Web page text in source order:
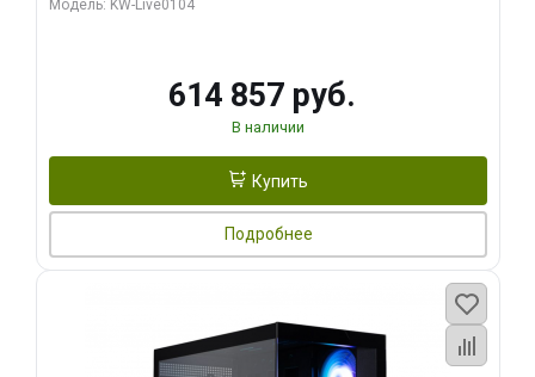
Модель: KW-Live0104
614 857 руб.
В наличии
Купить
Подробнее